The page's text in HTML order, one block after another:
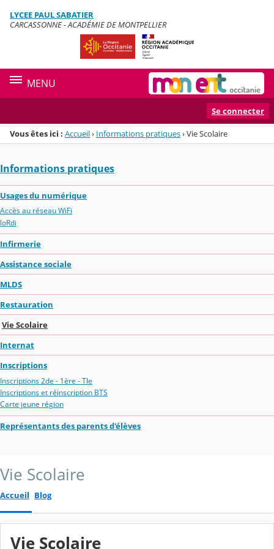
Menu de la rubrique
Contenu
LYCEE PAUL SABATIER
CARCASSONNE - ACADÉMIE DE MONTPELLIER
MENU
Se connecter
Vous êtes ici : Accueil› Informations pratiques›Vie Scolaire
Informations pratiques
Usages du numérique
Accès au réseau WiFi
loRdi
Infirmerie
Assistance sociale
MLDS
Restauration
Vie Scolaire
Internat
Inscriptions
Inscriptions 2de - 1ère - Tle
Inscriptions et réinscription BTS
Carte jeune région
Représentants des parents d'élèves
Vie Scolaire
Accueil Blog
Vie Scolaire